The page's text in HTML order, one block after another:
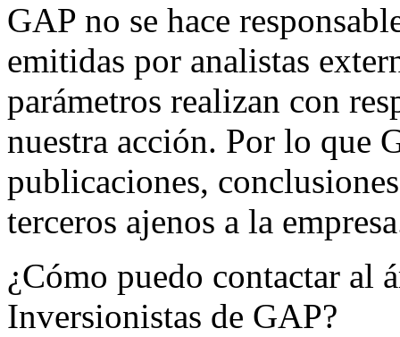
GAP no se hace
emitidas por analistas
parámetros realizan con
nuestra acción. Por lo que
publicaciones,
terceros ajenos a la
¿Cómo puedo contactar al
Inversionistas de GAP?